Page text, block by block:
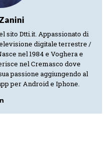
sito Dtti.it. Appassionato di
digitale terrestre /
nel 1984 e Voghera e
nel Cremasco dove
passione aggiungendo al
per Android e Iphone.